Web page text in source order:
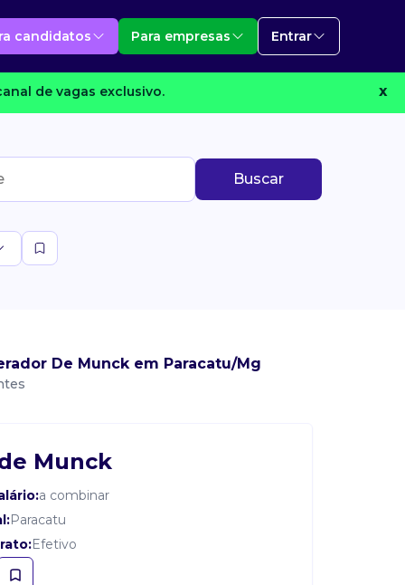
candidatos Para empresas Entrar
de vagas exclusivo. X
Buscar
De Munck em Paracatu/Mg
Munck
a combinar
Paracatu
Efetivo